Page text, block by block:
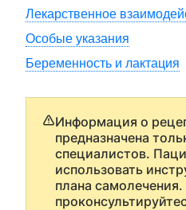
Лекарственное
Особые указания
Беременность и лактация
Информация о
предназначена
специалистов.
использовать
плана